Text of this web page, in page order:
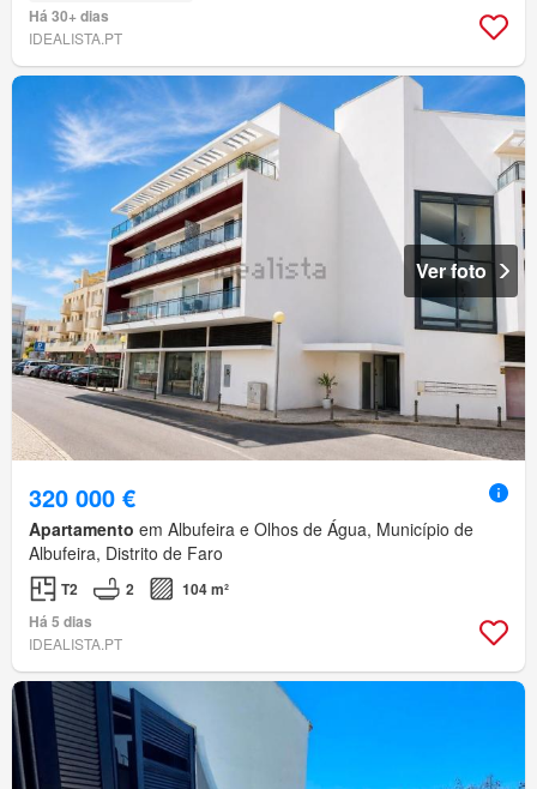
Há 30+ dias
IDEALISTA.PT
Ver foto
320 000 €
Apartamento em Albufeira e Olhos de Água, Município de
Albufeira, Distrito de Faro
T2 2
104 m²
Há 5 dias
IDEALISTA.PT